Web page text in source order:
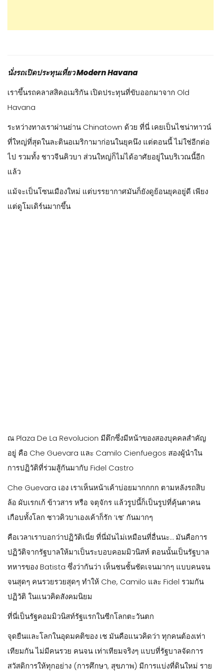
นั่งรถเปิดประทุนเที่ยว Modern Havana
เราขึ้นรถคลาสสิคอเมริกัน เปิดประทุนที่ขับออกมาจาก Old
Havana
ระหว่างทางเราผ่านย่าน Chinatown ด้วย ที่นี่ เคยเป็นไชน่าทาวน์
ที่ใหญ่ที่สุดในละตินอเมริกามาก่อนในยุคนึง แต่ตอนนี้ ไม่ใช่อีกต่อ
ไป รวมทั้ง ชาวจีนคิวบา ส่วนใหญ่ก็ไม่ได้อาศัยอยู่ในบริเวณนี้อีก
แล้ว
แม้จะเป็นโซนเมืองใหม่ แต่บรรยากาศมันก็ยังดูย้อนยุคอยู่ดี เพียง
แต่ดูโมเดิร์นมากขึ้น
ณ Plaza De La Revolucion มีตึกซึ่งมีหน้าของสองบุคคลสำคัญ
อยู่ คือ Che Guevara และ Camilo Cienfuegos สองผู้นำใน
การปฏิวัติที่ร่วมสู้กันมากับ Fidel Castro
Che Guevara เอง เราเห็นหน้าเค้าบ่อยมากกกก ตามหลังรถสิบ
ล้อ ผับเรกเก้ ข้าวสาร หรือ จตุจักร แล้วรูปนี้ก็เป็นรูปที่คุ้นตาคน
เกือบทั้งโลก ชาวคิวบาเองเค้าก็รัก ‘เช’ กันมากๆ
คือเวลาเราบอกว่าปฏิวัติเนี่ย ที่นี่มันไม่เหมือนที่อื่นนะ… มันคือการ
ปฏิวัติจากรัฐบาลให้มาเป็นระบอบคอมมิวนิสท์ ตอนนั้นเป็นรัฐบาล
ทหารของ Batista ซึ่งว่ากันว่า เห็นชนชั้นชัดเจนมากๆ แบบคนจน
จนสุดๆ คนรวยรวยสุดๆ ทำให้ Che, Camilo และ Fidel รวมกัน
ปฏิวัติ ในแนวคิดสังคมนิยม
ที่นี่เป็นรัฐคอมมิวนิสท์รัฐแรกในซีกโลกตะวันตก
จุดยืนและโลกในอุดมคติของ เช มันคือแนวคิดว่า ทุกคนต้องเท่า
เทียมกัน ไม่มีคนรวย คนจน เท่าเทียมจริงๆ แบบที่รัฐบาลจัดการ
สวัสดิการให้ทุกอย่าง (การศึกษา, สุขภาพ) มีการแบ่งที่ดินใหม่ ราย